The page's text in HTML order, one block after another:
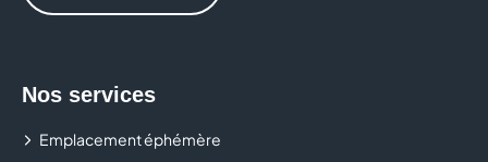
Nos services
Emplacement éphémère